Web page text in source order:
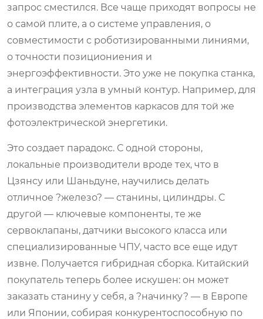
запрос сместился. Все чаще приходят вопросы не
о самой плите, а о системе управления, о
совместимости с роботизированными линиями,
о точности позициониения и
энергоэффективности. Это уже не покупка станка,
а интеграция узла в умный контур. Например, для
производства элементов каркасов для той же
фотоэлектрической энергетики.
Это создает парадокс. С одной стороны,
локальные производители вроде тех, что в
Цзянсу или Шаньдуне, научились делать
отличное ?железо? — станины, цилиндры. С
другой — ключевые компоненты, те же
сервоклапаны, датчики высокого класса или
специализированные ЧПУ, часто все еще идут
извне. Получается гибридная сборка. Китайский
покупатель теперь более искушен: он может
заказать станину у себя, а ?начинку? — в Европе
или Японии, собирая конкурентоспособную по